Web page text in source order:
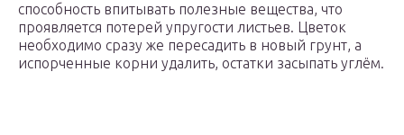
способность впитывать полезные вещества, что
проявляется потерей упругости листьев. Цветок
необходимо сразу же пересадить в новый грунт, а
испорченные корни удалить, остатки засыпать углём.